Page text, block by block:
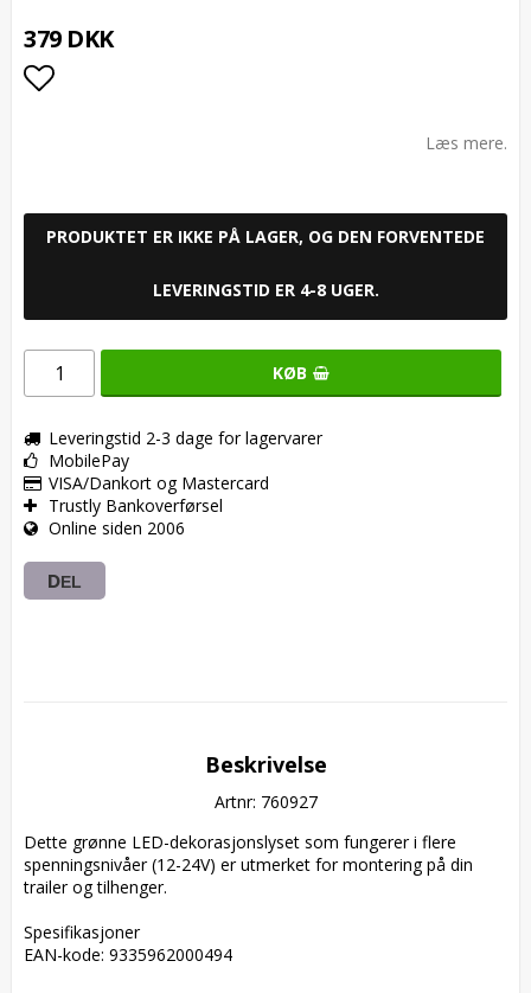
379 DKK
Læs mere.
PRODUKTET ER IKKE PÅ LAGER, OG DEN FORVENTEDE
LEVERINGSTID ER 4-8 UGER.
KØB
Leveringstid 2-3 dage for lagervarer
MobilePay
VISA/Dankort og Mastercard
Trustly Bankoverførsel
Online siden 2006
DEL
Beskrivelse
Artnr: 760927
Dette grønne LED-dekorasjonslyset som fungerer i flere
spenningsnivåer (12-24V) er utmerket for montering på din
trailer og tilhenger.
Spesifikasjoner
EAN-kode: 9335962000494